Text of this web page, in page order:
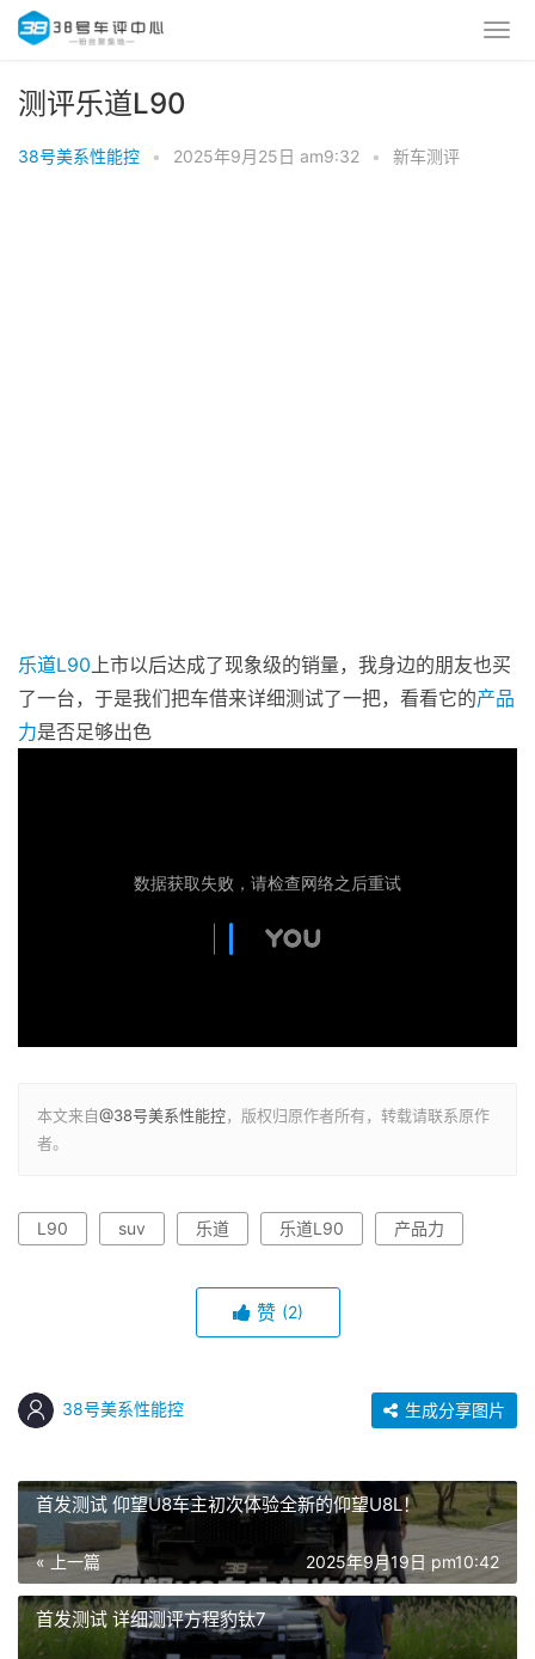
测评乐道L90
38号美系性能控 • 2025年9月25日 am9:32 • 新车测评
乐道L90上市以后达成了现象级的销量，我身边的朋友也买
了一台，于是我们把车借来详细测试了一把，看看它的产品
力是否足够出色
本文来自@38号美系性能控，版权归原作者所有，转载请联系原作
者。
L90 suv 乐道 乐道L90 产品力
赞 (2)
38号美系性能控 生成分享图片
首发测试 仰望U8车主初次体验全新的仰望U8L！
« 上一篇 2025年9月19日 pm10:42
首发测试 详细测评方程豹钛7